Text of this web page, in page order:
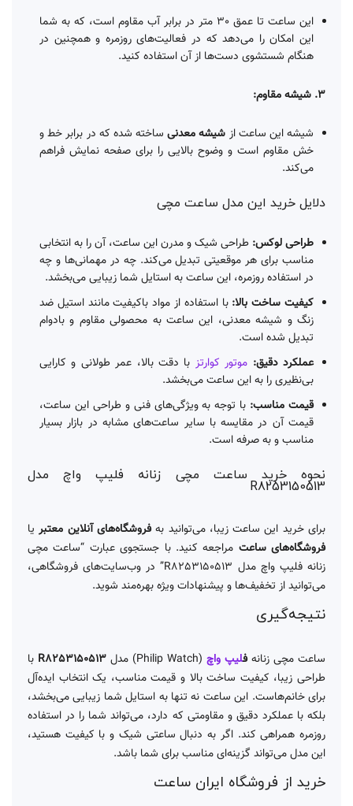
این ساعت تا عمق 30 متر در برابر آب مقاوم است، که به شما
این امکان را می‌دهد که در فعالیت‌های روزمره و همچنین در
هنگام شستشوی دست‌ها از آن استفاده کنید.
3. شیشه مقاوم:
شیشه این ساعت از شیشه معدنیساخته شده که در برابر خط و
خش مقاوم است و وضوح بالایی را برای صفحه نمایش فراهم
می‌کند.
دلایل خرید این مدل ساعت مچی
طراحی لوکس: طراحی شیک و مدرن این ساعت، آن را به انتخابی
مناسب برای هر موقعیتی تبدیل می‌کند. چه در مهمانی‌ها و چه
در استفاده روزمره، این ساعت به استایل شما زیبایی می‌بخشد.
کیفیت ساخت بالا: با استفاده از مواد باکیفیت مانند استیل ضد
زنگ و شیشه معدنی، این ساعت به محصولی مقاوم و بادوام
تبدیل شده است.
عملکرد دقیق: موتور کوارتز با دقت بالا، عمر طولانی و کارایی
بی‌نظیری را به این ساعت می‌بخشد.
قیمت مناسب: با توجه به ویژگی‌های فنی و طراحی این ساعت،
قیمت آن در مقایسه با سایر ساعت‌های مشابه در بازار بسیار
مناسب و به صرفه است.
نحوه خرید ساعت مچی زنانه فلیپ واچ مدل
R8253150513
برای خرید این ساعت زیبا، می‌توانید بهفروشگاه‌های آنلاین معتبریا
فروشگاه‌های ساعت مراجعه کنید. با جستجوی عبارت “ساعت مچی
زنانه فلیپ واچ مدل R8253150513” در وب‌سایت‌های فروشگاهی،
می‌توانید از تخفیف‌ها و پیشنهادات ویژه بهره‌مند شوید.
نتیجه‌گیری
ساعت مچی زنانهفلیپ واچ (Philip Watch) مدل R8253150513 با
طراحی زیبا، کیفیت ساخت بالا و قیمت مناسب، یک انتخاب ایده‌آل
برای خانم‌هاست. این ساعت نه تنها به استایل شما زیبایی می‌بخشد،
بلکه با عملکرد دقیق و مقاومتی که دارد، می‌تواند شما را در استفاده
روزمره همراهی کند. اگر به دنبال ساعتی شیک و با کیفیت هستید،
این مدل می‌تواند گزینه‌ای مناسب برای شما باشد.
خرید از فروشگاه ایران ساعت